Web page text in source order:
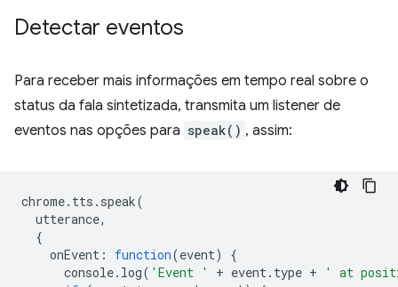
Detectar eventos
Para receber mais informações em tempo real sobre o
status da fala sintetizada, transmita um listener de
eventos nas opções para speak() , assim:
chrome. tts . speak(
utterance,
{
onEvent : function(event)
{
console. log( 'Event ' + event. type +
' at